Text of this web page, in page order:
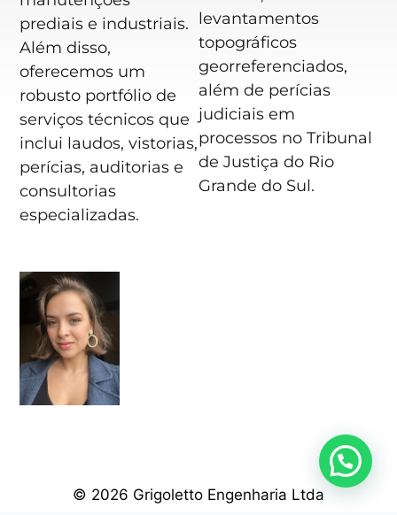
prediais e industriais.
Além disso,
oferecemos um
robusto portfólio de
serviços técnicos que
inclui laudos, vistorias,
perícias, auditorias e
consultorias
especializadas.
levantamentos
topográficos
georreferenciados,
além de perícias
judiciais em
processos no Tribunal
de Justiça do Rio
Grande do Sul.
© 2026 Grigoletto Engenharia Ltda